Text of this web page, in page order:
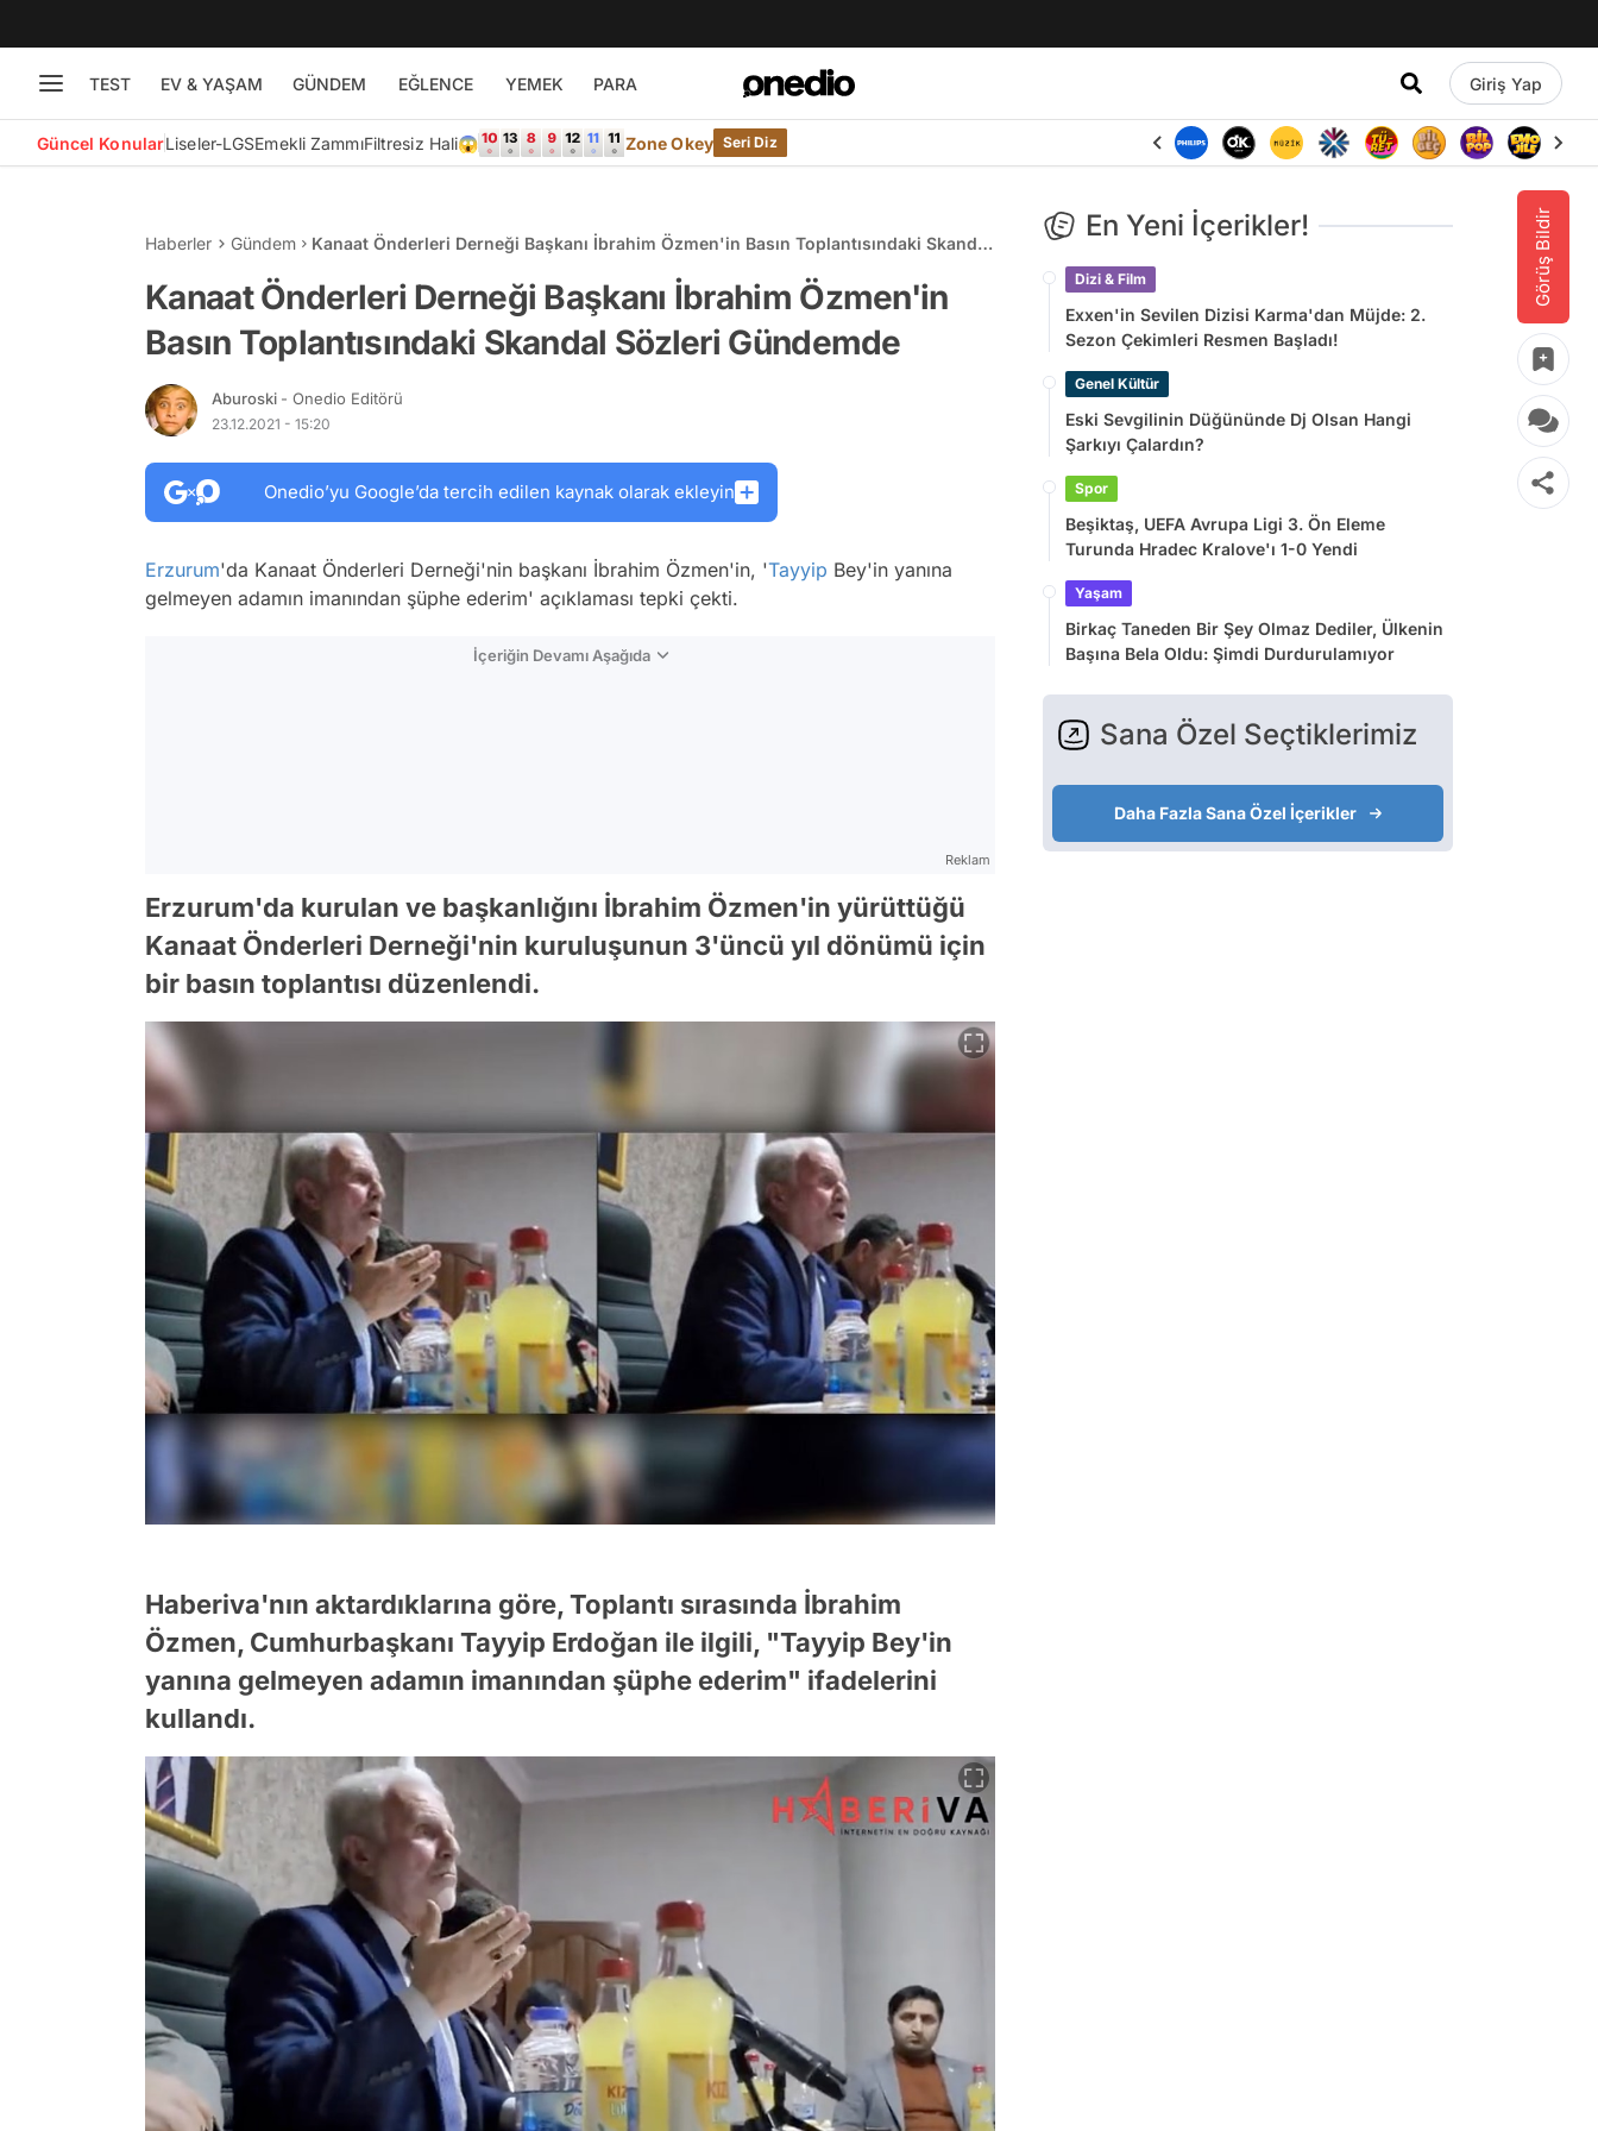
TEST EV & YAŞAM GÜNDEM EĞLENCE YEMEK PARA Giriş Yap
Güncel KonularLiseler-LGSEmekli ZammıFiltresiz Hali😱 Zone Okey Seri Diz
Görüş Bildir
Haberler Gündem
Kanaat Önderleri Derneği Başkanı İbrahim Özmen'in Basın Toplantısındaki Skandal
Kanaat Önderleri Derneği Başkanı İbrahim Özmen'in
Basın Toplantısındaki Skandal Sözleri Gündemde
Aburoski - Onedio Editörü
23.12.2021 - 15:20
Onedio’yu Google’da tercih edilen kaynak olarak ekleyin
Erzurum'da Kanaat Önderleri Derneği'nin başkanı İbrahim Özmen'in, 'Tayyip Bey'in yanına
gelmeyen adamın imanından şüphe ederim' açıklaması tepki çekti.
İçeriğin Devamı Aşağıda
Reklam
Erzurum'da kurulan ve başkanlığını İbrahim Özmen'in yürüttüğü
Kanaat Önderleri Derneği'nin kuruluşunun 3'üncü yıl dönümü için
bir basın toplantısı düzenlendi.
Haberiva'nın aktardıklarına göre, Toplantı sırasında İbrahim
Özmen, Cumhurbaşkanı Tayyip Erdoğan ile ilgili, "Tayyip Bey'in
yanına gelmeyen adamın imanından şüphe ederim" ifadelerini
kullandı.
En Yeni İçerikler!
Dizi & Film
Exxen'in Sevilen Dizisi Karma'dan Müjde: 2.
Sezon Çekimleri Resmen Başladı!
Genel Kültür
Eski Sevgilinin Düğününde Dj Olsan Hangi
Şarkıyı Çalardın?
Spor
Beşiktaş, UEFA Avrupa Ligi 3. Ön Eleme
Turunda Hradec Kralove'ı 1-0 Yendi
Yaşam
Birkaç Taneden Bir Şey Olmaz Dediler, Ülkenin
Başına Bela Oldu: Şimdi Durdurulamıyor
Sana Özel Seçtiklerimiz
Daha Fazla Sana Özel İçerikler